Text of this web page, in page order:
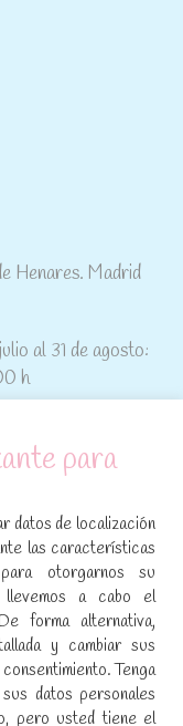
Henares. Madrid
al 31 de agosto:
h
para
datos de localización
las características
otorgarnos su
llevemos a cabo el
forma alternativa,
y cambiar sus
Tenga
datos personales
pero usted tiene el